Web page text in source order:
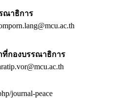
ณาธิการ
ที่กองบรรณาธิการ
journal-peace